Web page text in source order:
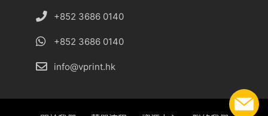
+852 3686 0140
+852 3686 0140
info@vprint.hk